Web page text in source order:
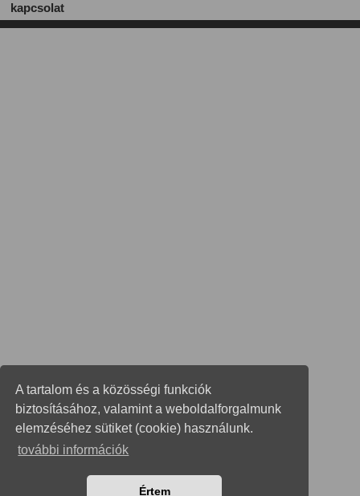
A tartalom és a közösségi funkciók
biztosításához, valamint a weboldalforgalmunk
elemzéséhez sütiket (cookie) használunk.
további információk
Értem
kapcsolat